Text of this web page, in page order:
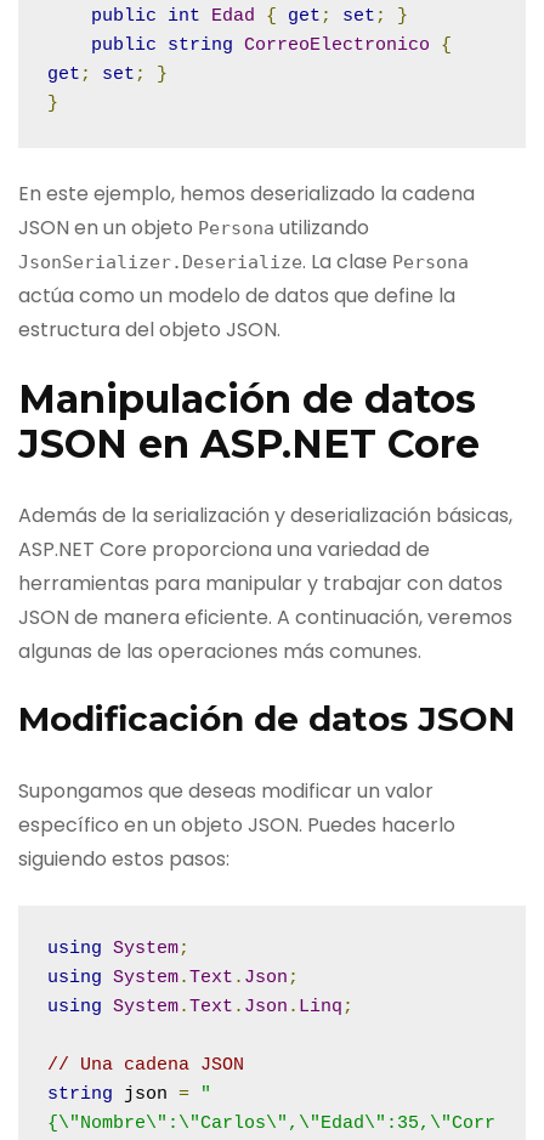
public
int Edad { get ; set ;
}
public
string CorreoElectronico
{
get ; set ;
}
}
En este ejemplo, hemos deserializado la cadena
JSON en un objeto Persona utilizando
JsonSerializer. Deserialize. La clase Persona
actúa como un modelo de datos que define la
estructura del objeto JSON.
Manipulación de datos
JSON en ASP.NET Core
Además de la serialización y deserialización básicas,
ASP.NET Core proporciona una variedad de
herramientas para manipular y trabajar con datos
JSON de manera eficiente. A continuación, veremos
algunas de las operaciones más comunes.
Modificación de datos JSON
Supongamos que deseas modificar un valor
específico en un objeto JSON. Puedes hacerlo
siguiendo estos pasos:
using System;
using System.Text . Json ;
using System.Text . Json . Linq ;
// Una cadena JSON
string json =
"
{\"Nombre\":\"Carlos\",\"Edad\":35,\"Corr